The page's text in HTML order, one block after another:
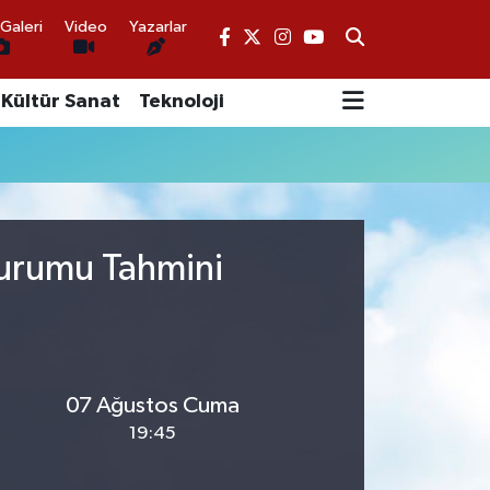
Video Yazarlar
Kültür Sanat Teknoloji
Tahmini
07 Ağustos Cuma
19:45